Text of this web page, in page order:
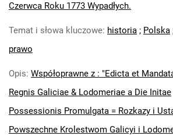
Czerwca Roku 1773 Wypadłych.
Temat i słowa kluczowe: historia ; Polska
prawo
Opis: Współoprawne z : "Edicta et
Regnis Galiciae & Lodomeriae a Die Initae
Possessionis Promulgata = Rozkazy i
Powszechne Krolestwom Galicyi i